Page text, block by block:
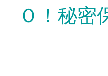
Ｏ！秘密
マイ